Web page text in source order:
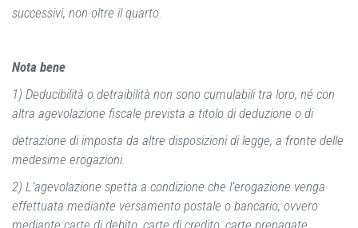
successivi, non oltre il quarto.
Nota bene
1) Deducibilità o detraibilità non sono cumulabili tra loro, né con
altra agevolazione fiscale prevista a titolo di deduzione o di
detrazione di imposta da altre disposizioni di legge, a fronte delle
medesime erogazioni.
2) L’agevolazione spetta a condizione che l’erogazione venga
effettuata mediante versamento postale o bancario, ovvero
mediante carte di debito, carte di credito, carte prepagate,